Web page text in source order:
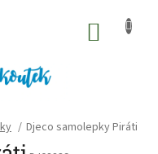
/ Djeco samolepky Piráti